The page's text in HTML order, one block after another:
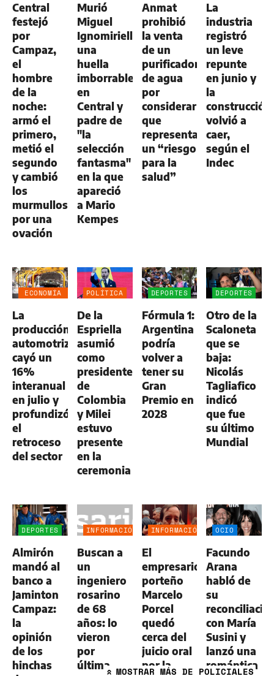
Central
festejó
por
Campaz,
el
hombre
de la
noche:
armó el
primero,
metió el
segundo
y cambió
los
murmullos
por una
ovación
Murió
Miguel
Ignomiriello:
una
huella
imborrable
en
Central y
padre de
"la
selección
fantasma"
en la que
apareció
a Mario
Kempes
Anmat
prohibió
la venta
de un
purificador
de agua
por
considerar
que
representa
un “riesgo
para la
salud”
La
industria
registró
un leve
repunte
en junio y
la
construcción
volvió a
caer,
según el
Indec
ECONOMÍA
La
producción
automotriz
cayó un
16%
interanual
en julio y
profundizó
el
retroceso
del sector
POLÍTICA
De la
Espriella
asumió
como
presidente
de
Colombia
y Milei
estuvo
presente
en la
ceremonia
DEPORTES
Fórmula 1:
Argentina
podría
volver a
tener su
Gran
Premio en
2028
DEPORTES
Otro de la
Scaloneta
que se
baja:
Nicolás
Tagliafico
indicó
que fue
su último
Mundial
DEPORTES
Almirón
mandó al
banco a
Jaminton
Campaz:
la
opinión
de los
hinchas
INFORMACIÓN
Buscan a
un
ingeniero
rosarino
de 68
años: lo
vieron
por
última
INFORMACIÓN
El
empresario
porteño
Marcelo
Porcel
quedó
cerca del
juicio oral
por la
OCIO
Facundo
Arana
habló de
su
con María
Susini y
lanzó una
romántica
» MOSTRAR MÁS DE POLICIALES